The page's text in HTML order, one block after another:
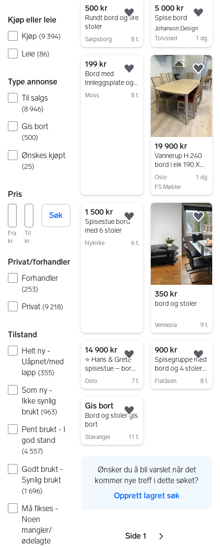
Kjøp eller leie
Kjøp (9 394)
Leie (86)
Type annonse
Til salgs
(8 946)
Gis bort
(500)
Ønskes kjøpt
(25)
Pris
Fra
kr
Til
kr
Søk
Privat/forhandler
Forhandler
(253)
Privat (9 218)
Tilstand
Helt ny -
Uåpnet/med
lapp (355)
Som ny -
Ikke synlig
brukt (963)
Pent brukt - I
god stand
(4 557)
Godt brukt -
Synlig brukt
(1 696)
Må fikses -
Noen
mangler/
ødelagte
500 kr
Rundt bord og fire
stoler
Sarpsborg 8 t.
Legg til som favoritt.
5 000 kr
Spise bord
Johanson Design
Tolvsrød
1 dg.
Gå til annonsen
199 kr
Bord med
innleggsplate og
4 stoler
Moss 8 t.
Legg til som favoritt.
19 900 kr
Vannerup H 240
bord i eik 190 X
90 cm - heltre eik
Oslo
1 dg.
FS Møbler
1 500 kr
Spisestue bord
med 6 stoler
Nykirke 6 t.
Legg til som favoritt.
350 kr
bord og stoler
Vennesla 9 t.
14 900 kr
⭐ Hans & Grete
spisestue – bord
+ 6 stoler – helt
Oslo 7 t.
Legg til som favoritt.
900 kr
Spisegruppe med
bord og 4 stoler
selges samlet for
Flatåsen 8 t.
Gis bort
Bord og stoler gis
bort
Stavanger 11 t.
Legg til som favoritt.
Ønsker du å bli varslet når det
kommer nye treff i dette søket?
Opprett lagret søk
Side 1 Neste side
ikon